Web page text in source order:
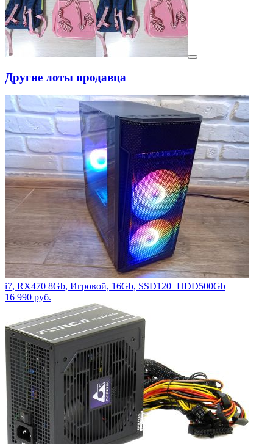
Другие лоты продавца
i7, RX470 8Gb, Игровой, 16Gb, SSD120+HDD500Gb
16 990 руб.